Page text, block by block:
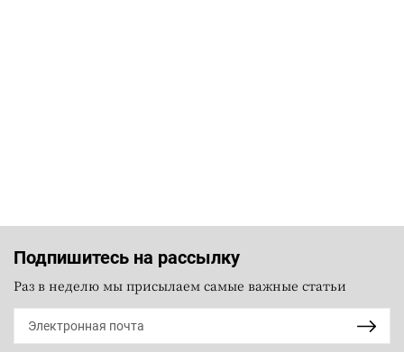
Подпишитесь на рассылку
Раз в неделю мы присылаем самые важные статьи